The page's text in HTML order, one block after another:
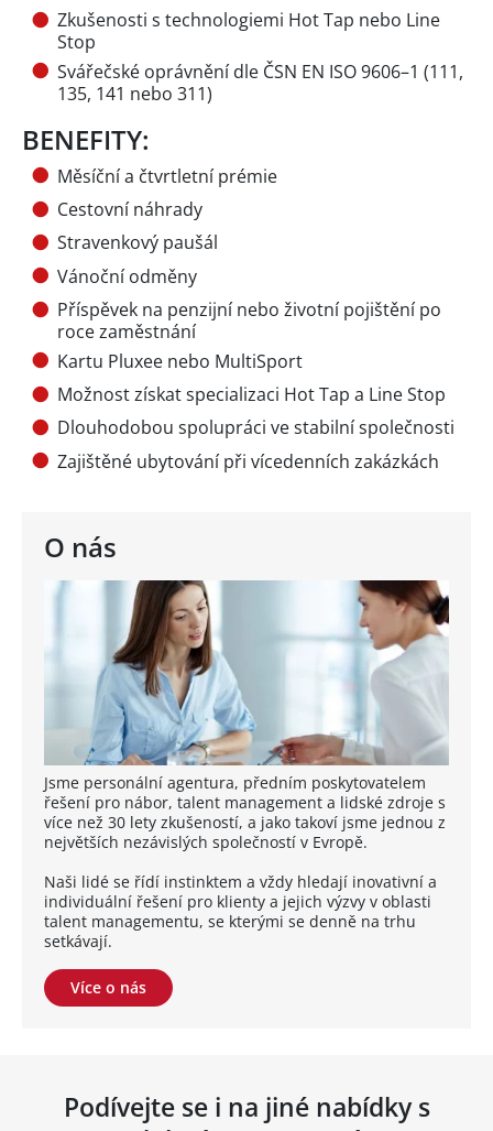
O nás
Jsme personální agentura, předním poskytovatelem
řešení pro nábor, talent management a lidské zdroje s
více než 30 lety zkušeností, a jako takoví jsme jednou z
největších nezávislých společností v Evropě.
Naši lidé se řídí instinktem a vždy hledají inovativní a
individuální řešení pro klienty a jejich výzvy v oblasti
talent managementu, se kterými se denně na trhu
setkávají.
Více o nás
Zkušenosti s technologiemi Hot Tap nebo Line
Stop
Svářečské oprávnění dle ČSN EN ISO 9606–1 (111,
135, 141 nebo 311)
BENEFITY:
Měsíční a čtvrtletní prémie
Cestovní náhrady
Stravenkový paušál
Vánoční odměny
Příspěvek na penzijní nebo životní pojištění po
roce zaměstnání
Kartu Pluxee nebo MultiSport
Možnost získat specializaci Hot Tap a Line Stop
Dlouhodobou spolupráci ve stabilní společnosti
Zajištěné ubytování při vícedenních zakázkách
Podívejte se i na jiné nabídky s